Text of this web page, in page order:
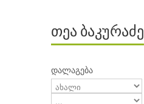
ავტორებითეა ბაკურაძე
დალაგება